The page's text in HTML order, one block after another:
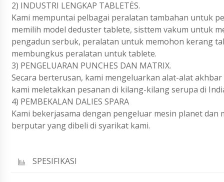
2) INDUSTRI LENGKAP TABLETĖS.
Kami mempuntai pelbagai peralatan tambahan untuk
memilih model deduster tablete, sisttem vakum untuk
pengadun serbuk, peralatan untuk memohon kerang
membungkus peralatan untuk tablete.
3) PENGELUARAN PUNCHES DAN MATRIX.
Secara berterusan, kami mengeluarkan alat-alat
kami meletakkan pesanan di kilang-kilang serupa di
4) PEMBEKALAN DALIES SPARA
Kami bekerjasama dengan pengeluar mesin planet
berputar yang dibeli di syarikat kami.
SPESIFIKASI